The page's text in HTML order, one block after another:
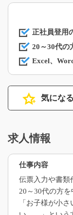
正社員登用
20～30代の
Excel、
気になる
求人情報
仕事内容
伝票入力や書類
20～30代の方
「お子様が小